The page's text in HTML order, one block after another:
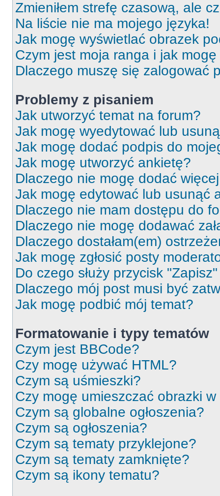
Zmieniłem strefę czasową, ale
Na liście nie ma mojego języka!
Jak mogę wyświetlać obrazek
Czym jest moja ranga i jak
Dlaczego muszę się zalogować
Problemy z pisaniem
Jak utworzyć temat na forum?
Jak mogę wyedytować lub
Jak mogę dodać podpis do
Jak mogę utworzyć ankietę?
Dlaczego nie mogę dodać
Jak mogę edytować lub usunąć
Dlaczego nie mam dostępu do
Dlaczego nie mogę dodawać
Dlaczego dostałam(em)
Jak mogę zgłosić posty
Do czego służy przycisk
Dlaczego mój post musi być
Jak mogę podbić mój temat?
Formatowanie i typy tematów
Czym jest BBCode?
Czy mogę używać HTML?
Czym są uśmieszki?
Czy mogę umieszczać obrazki
Czym są globalne ogłoszenia?
Czym są ogłoszenia?
Czym są tematy przyklejone?
Czym są tematy zamknięte?
Czym są ikony tematu?